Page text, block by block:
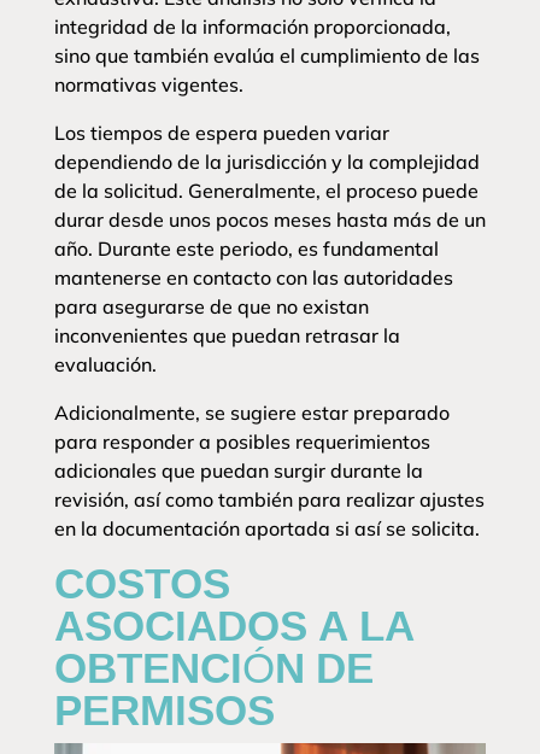
integridad de la información proporcionada,
sino que también evalúa el cumplimiento de las
normativas vigentes.
Los tiempos de espera pueden variar
dependiendo de la jurisdicción y la complejidad
de la solicitud. Generalmente, el proceso puede
durar desde unos pocos meses hasta más de un
año. Durante este periodo, es fundamental
mantenerse en contacto con las autoridades
para asegurarse de que no existan
inconvenientes que puedan retrasar la
evaluación.
Adicionalmente, se sugiere estar preparado
para responder a posibles requerimientos
adicionales que puedan surgir durante la
revisión, así como también para realizar ajustes
en la documentación aportada si así se solicita.
COSTOS
ASOCIADOS A LA
OBTENCIÓN DE
PERMISOS